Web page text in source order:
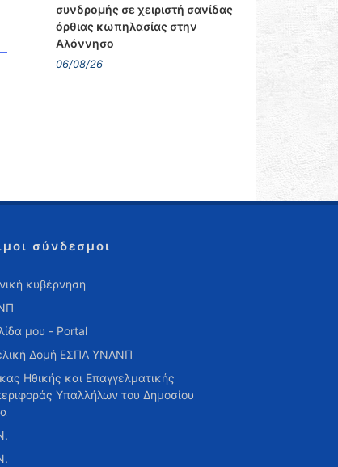
συνδρομής σε χειριστή σανίδας
όρθιας κωπηλασίας στην
Αλόννησο
06/08/26
σύνδεσμοι
κυβέρνηση
μου - Portal
Δομή ΕΣΠΑ ΥΝΑΝΠ
Ηθικής και Επαγγελματικής
Υπαλλήλων του Δημοσίου